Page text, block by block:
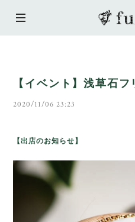
【イベント】浅草石
2020/11/06 23:23
【出店のお知らせ】